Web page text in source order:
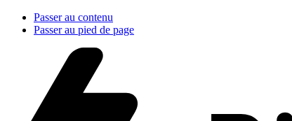
Passer au contenu
Passer au pied de page